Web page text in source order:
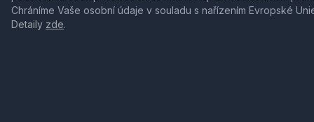
Chráníme Vaše osobní údaje v souladu s nařízením Evropské
Detaily zde.